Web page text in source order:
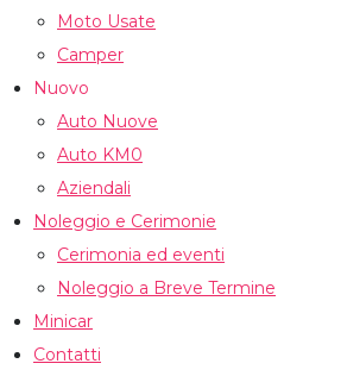
Moto Usate
Camper
Nuovo
Auto Nuove
Auto KM0
Aziendali
Noleggio e Cerimonie
Cerimonia ed eventi
Noleggio a Breve Termine
Minicar
Contatti